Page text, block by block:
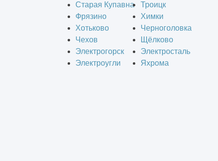
Старая Купавна
Троицк
Фрязино
Химки
Хотьково
Черноголовка
Чехов
Щёлково
Электрогорск
Электросталь
Электроугли
Яхрома